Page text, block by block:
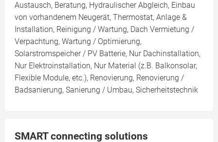
Austausch, Beratung, Hydraulischer Abgleich, Einbau
von vorhandenem Neugerät, Thermostat, Anlage &
Installation, Reinigung / Wartung, Dach Vermietung /
Verpachtung, Wartung / Optimierung,
Solarstromspeicher / PV Batterie, Nur Dachinstallation,
Nur Elektroinstallation, Nur Material (z.B. Balkonsolar,
Flexible Module, etc.), Renovierung, Renovierung /
Badsanierung, Sanierung / Umbau, Sicherheitstechnik
SMART connecting solutions